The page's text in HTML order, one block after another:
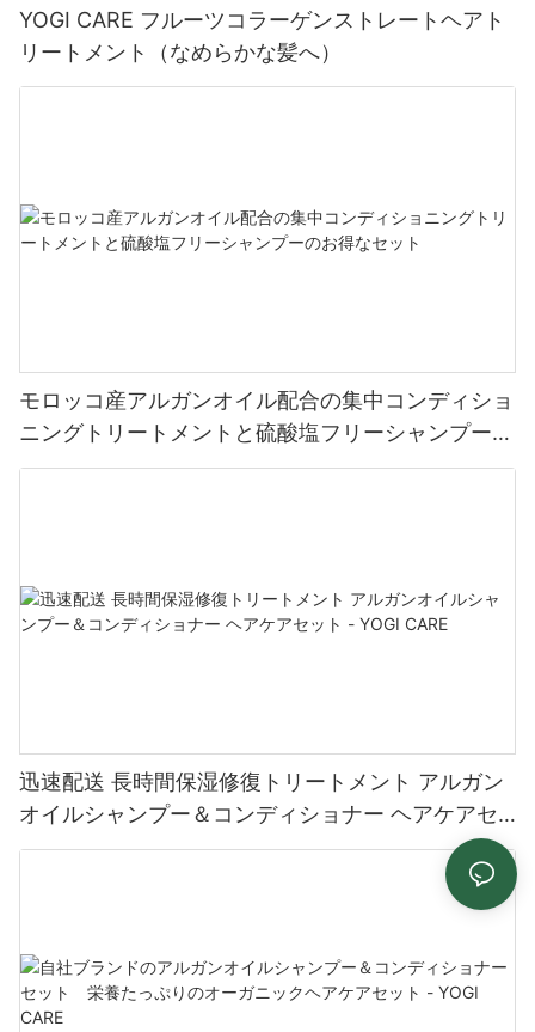
YOGI CARE フルーツコラーゲンストレートヘアト
リートメント（なめらかな髪へ）
モロッコ産アルガンオイル配合の集中コンディショ
ニングトリートメントと硫酸塩フリーシャンプーの
お得なセット
迅速配送 長時間保湿修復トリートメント アルガン
オイルシャンプー＆コンディショナー ヘアケアセ
ット - YOGI CARE